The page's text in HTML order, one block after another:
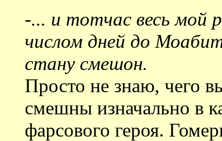
-... и тотчас весь мой
числом дней до
стану смешон.
Просто не знаю, чего
смешны изначально в
фарсового героя.